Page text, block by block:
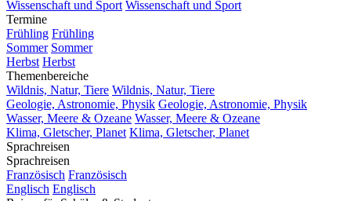
Wissenschaft und Sport Wissenschaft und Sport
Termine
Frühling Frühling
Sommer Sommer
Herbst Herbst
Themenbereiche
Wildnis, Natur, Tiere Wildnis, Natur, Tiere
Geologie, Astronomie, Physik Geologie, Astronomie, Physik
Wasser, Meere & Ozeane Wasser, Meere & Ozeane
Klima, Gletscher, Planet Klima, Gletscher, Planet
Sprachreisen
Sprachreisen
Französisch Französisch
Englisch Englisch